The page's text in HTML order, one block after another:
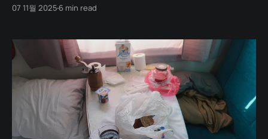
모금이 우리 여행의 모든 것을 말해주고 있었다. 국경은 그
간, 중국 만저우리에서 또 5시간. 걸어서 5분이면
07 11월 2025 6 min read